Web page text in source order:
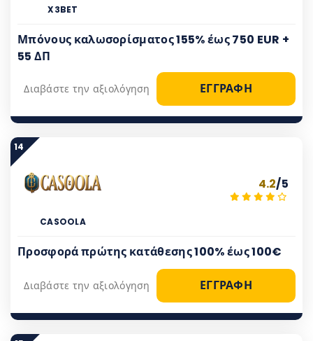
X3BET
Μπόνους καλωσορίσματος 155% έως 750 EUR +
55 ΔΠ
ΕΓΓΡΑΦΗ
Διαβάστε την αξιολόγηση
14
CASOOLA
4.2/5
Προσφορά πρώτης κατάθεσης 100% έως 100€
ΕΓΓΡΑΦΗ
Διαβάστε την αξιολόγηση